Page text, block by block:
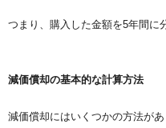
つまり、購入した金額を5年間に
減価償却の基本的な計算方法
減価償却にはいくつかの方法が